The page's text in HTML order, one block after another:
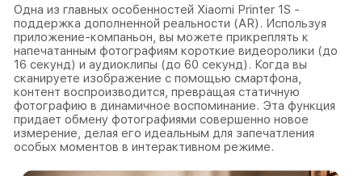
Одна из главных особенностей Xiaomi Printer 1S -
поддержка дополненной реальности (AR). Используя
приложение-компаньон, вы можете прикреплять к
напечатанным фотографиям короткие видеоролики (до
16 секунд) и аудиоклипы (до 60 секунд). Когда вы
сканируете изображение с помощью смартфона,
контент воспроизводится, превращая статичную
фотографию в динамичное воспоминание. Эта функция
придает обмену фотографиями совершенно новое
измерение, делая его идеальным для запечатления
особых моментов в интерактивном режиме.